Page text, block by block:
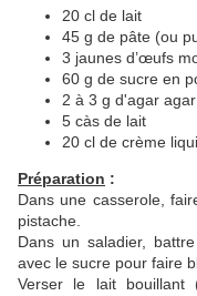
20 cl de lait
45 g de pâte (ou
3 jaunes d’œufs
60 g de sucre en
2 à 3 g d'agar
5 càs de lait
20 cl de crème
Préparation :
Dans une casserole,
pistache.
Dans un saladier,
avec le sucre pour faire
Verser le lait bouillant